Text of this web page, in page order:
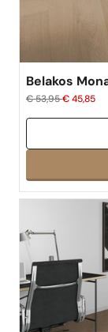
Belakos
€ 53,95€ 45,85